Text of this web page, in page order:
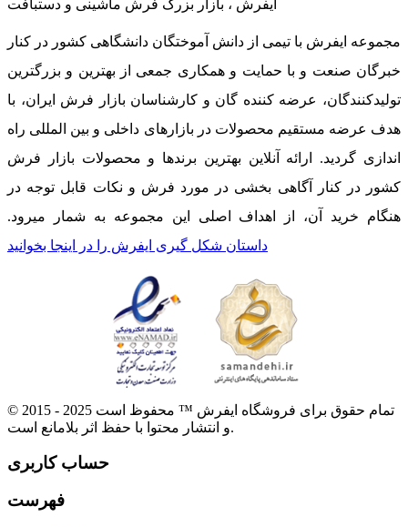
ایفرش ، بازار بزرگ فرش ماشینی و دستبافت
مجموعه ایفرش با تیمی از دانش آموختگان دانشگاهی کشور در کنار
خبرگان صنعت و با حمایت و همکاری جمعی از بهترین و بزرگترین
تولیدکنندگان، عرضه کننده گان و کارشناسان بازار فرش ایران، با
هدف عرضه مستقیم محصولات در بازارهای داخلی و بین المللی راه
اندازی گردید. ارائه آنلاین بهترین برندها و محصولات بازار فرش
کشور در کنار آگاهی بخشی در مورد فرش و نکات قابل توجه در
هنگام خرید آن، از اهداف اصلی این مجموعه به شمار میرود.
داستان شکل گیری ایفرش را در اینجا بخوانید
© 2015 - 2025 تمام حقوق برای فروشگاه ایفرش ™ محفوظ است
و انتشار محتوا با حفظ اثر بلامانع است.
حساب کاربری
فهرست